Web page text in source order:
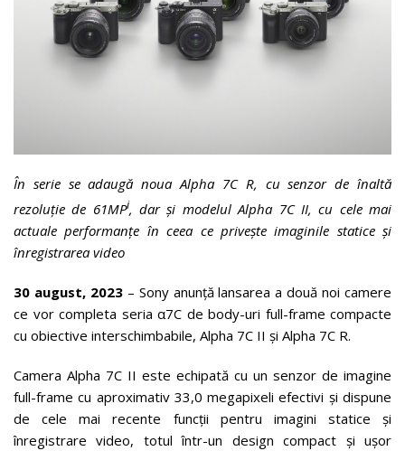
În serie se adaugă noua Alpha 7C R, cu senzor de înaltă
rezoluție de 61MPi, dar și modelul Alpha 7C II, cu cele mai
actuale performanțe în ceea ce privește imaginile statice și
înregistrarea video
30 august, 2023– Sony anunță lansarea a două noi camere
ce vor completa seria α7C de body-uri full-frame compacte
cu obiective interschimbabile, Alpha 7C II și Alpha 7C R.
Camera Alpha 7C II este echipată cu un senzor de imagine
full-frame cu aproximativ 33,0 megapixeli efectivi și dispune
de cele mai recente funcții pentru imagini statice și
înregistrare video, totul într-un design compact și ușor